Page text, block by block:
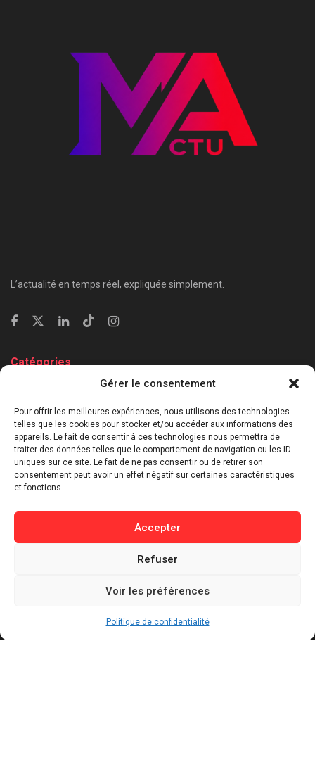
Gérer le consentement
Pour offrir les meilleures expériences, nous utilisons des technologies
telles que les cookies pour stocker et/ou accéder aux informations des
appareils. Le fait de consentir à ces technologies nous permettra de
traiter des données telles que le comportement de navigation ou les ID
uniques sur ce site. Le fait de ne pas consentir ou de retirer son
consentement peut avoir un effet négatif sur certaines caractéristiques
et fonctions.
Accepter
Refuser
Voir les préférences
Politique de confidentialité
L’actualité en temps réel, expliquée simplement.
Catégories
Économie & Business
⁠Culture & Divertissement
⁠Tech & Innovation
Sport
Lifestyle
Politique de confidentialité
Politique de cookies